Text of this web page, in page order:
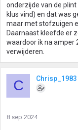
onderzijde van de
klus vind) en dat was
maar met stofzuigen
Daarnaast kleefde er
waardoor ik na amper
verwijderen.
C Chrisp_1983
8 sep 2024